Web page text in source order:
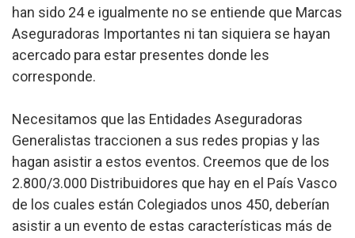
han sido 24 e igualmente no se entiende que Marcas
Aseguradoras Importantes ni tan siquiera se hayan
acercado para estar presentes donde les
corresponde.
Necesitamos que las Entidades Aseguradoras
Generalistas traccionen a sus redes propias y las
hagan asistir a estos eventos. Creemos que de los
2.800/3.000 Distribuidores que hay en el País Vasco
de los cuales están Colegiados unos 450, deberían
asistir a un evento de estas características más de